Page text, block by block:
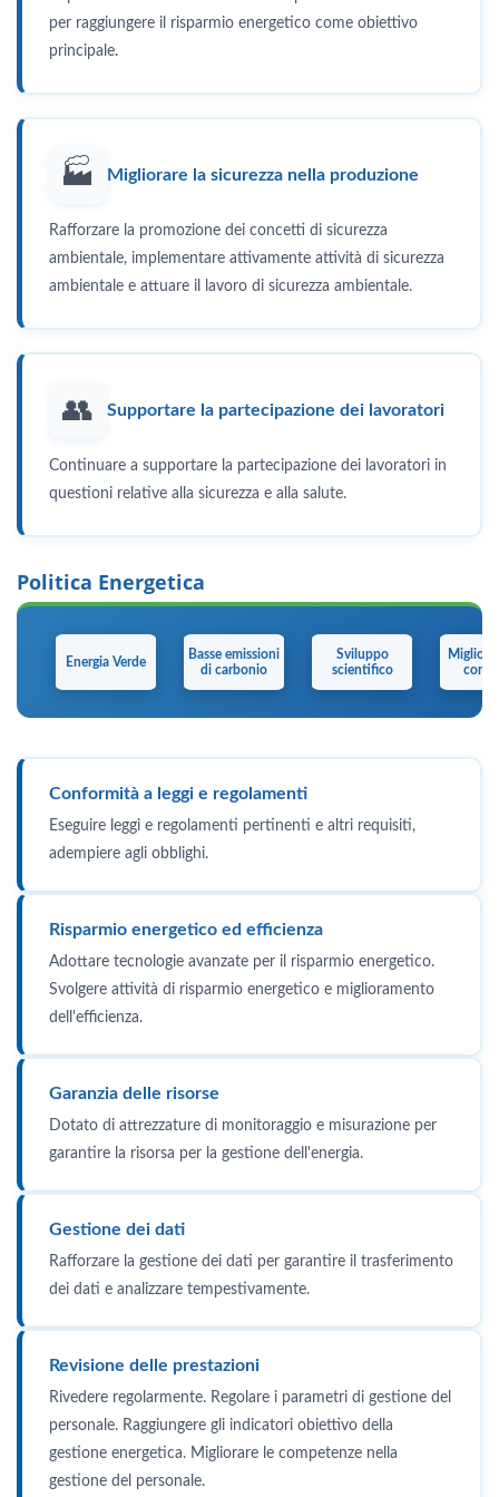
per raggiungere il risparmio energetico come obiettivo
principale.
🏭 Migliorare la sicurezza nella produzione
Rafforzare la promozione dei concetti di sicurezza
ambientale, implementare attivamente attività di sicurezza
ambientale e attuare il lavoro di sicurezza ambientale.
👥 Supportare la partecipazione dei lavoratori
Continuare a supportare la partecipazione dei lavoratori in
questioni relative alla sicurezza e alla salute.
Politica Energetica
Energia Verde
Basse emissioni
di carbonio
Sviluppo
scientifico
Conformità a leggi e regolamenti
Eseguire leggi e regolamenti pertinenti e altri requisiti,
adempiere agli obblighi.
Risparmio energetico ed efficienza
Adottare tecnologie avanzate per il risparmio energetico.
Svolgere attività di risparmio energetico e miglioramento
dell'efficienza.
Garanzia delle risorse
Dotato di attrezzature di monitoraggio e misurazione per
garantire la risorsa per la gestione dell'energia.
Gestione dei dati
Rafforzare la gestione dei dati per garantire il trasferimento
dei dati e analizzare tempestivamente.
Revisione delle prestazioni
Rivedere regolarmente. Regolare i parametri di gestione del
personale. Raggiungere gli indicatori obiettivo della
gestione energetica. Migliorare le competenze nella
gestione del personale.